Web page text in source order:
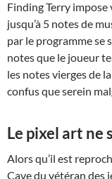
Finding Terry
jusqu’à 5 notes de
par le programme se
notes que le joueur
les notes vierges de
confus que serein
Le pixel art ne
Alors qu’il est
Cave du vétéran des